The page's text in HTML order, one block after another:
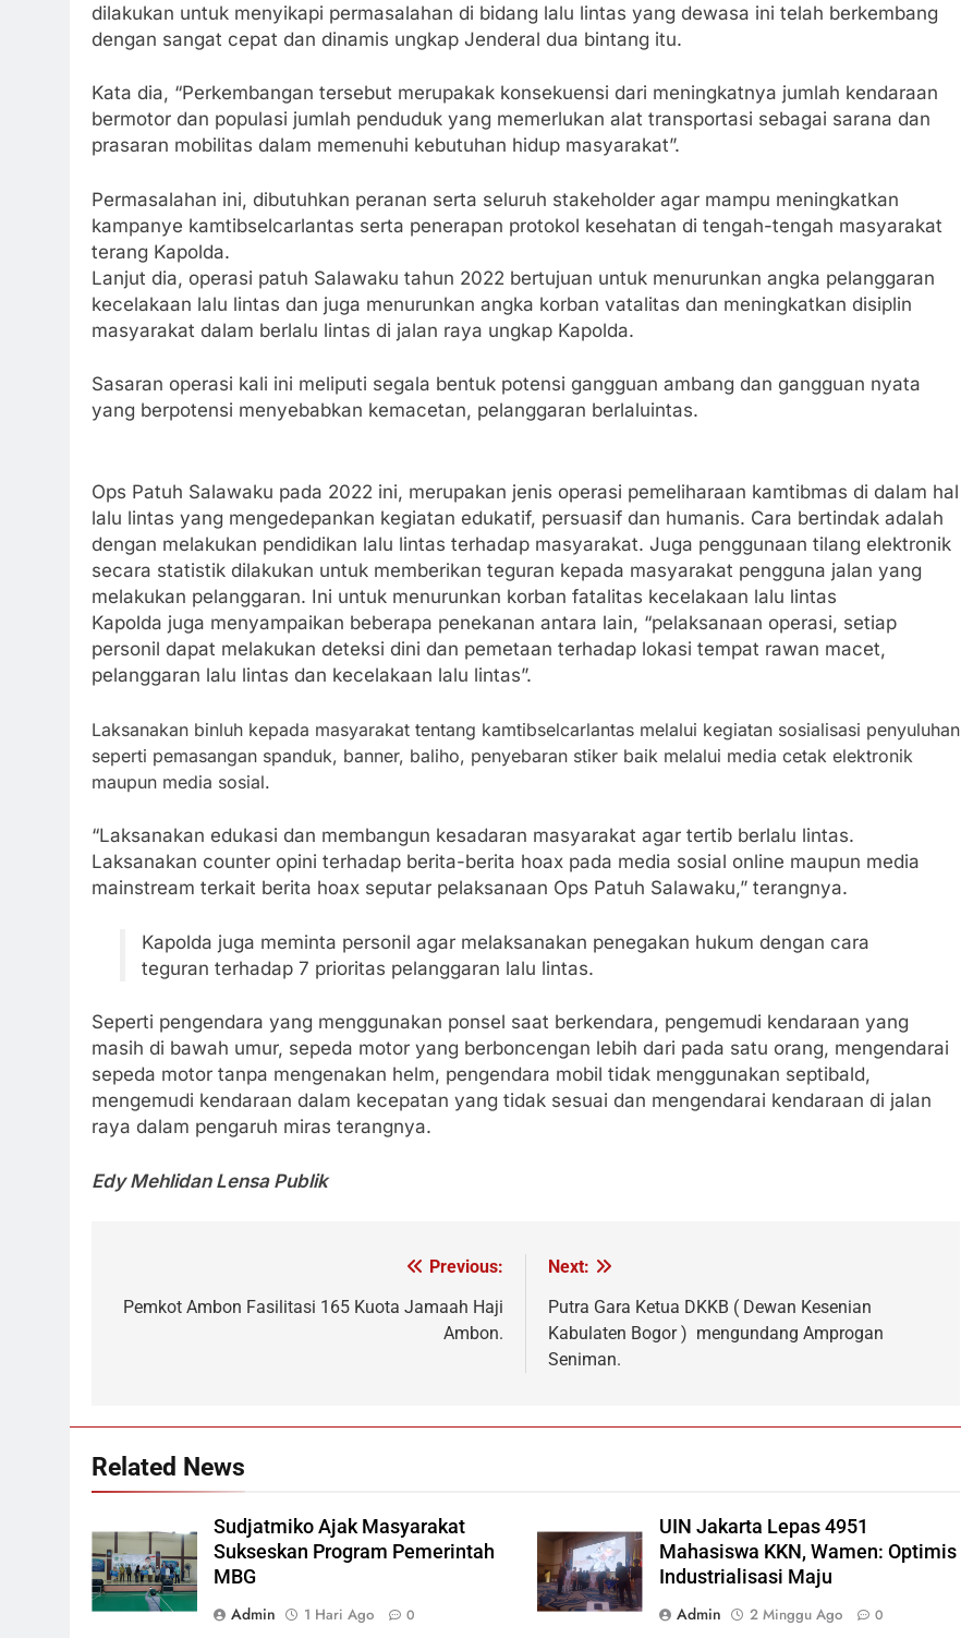
dilakukan untuk menyikapi permasalahan di bidang lalu lintas yang dewasa ini telah berkembang
dengan sangat cepat dan dinamis ungkap Jenderal dua bintang itu.
Kata dia, “Perkembangan tersebut merupakak konsekuensi dari meningkatnya jumlah kendaraan
bermotor dan populasi jumlah penduduk yang memerlukan alat transportasi sebagai sarana dan
prasaran mobilitas dalam memenuhi kebutuhan hidup masyarakat”.
Permasalahan ini, dibutuhkan peranan serta seluruh stakeholder agar mampu meningkatkan
kampanye kamtibselcarlantas serta penerapan protokol kesehatan di tengah-tengah masyarakat
terang Kapolda.
Lanjut dia, operasi patuh Salawaku tahun 2022 bertujuan untuk menurunkan angka pelanggaran
kecelakaan lalu lintas dan juga menurunkan angka korban vatalitas dan meningkatkan disiplin
masyarakat dalam berlalu lintas di jalan raya ungkap Kapolda.
Sasaran operasi kali ini meliputi segala bentuk potensi gangguan ambang dan gangguan nyata
yang berpotensi menyebabkan kemacetan, pelanggaran berlaluintas.
Ops Patuh Salawaku pada 2022 ini, merupakan jenis operasi pemeliharaan kamtibmas di dalam hal
lalu lintas yang mengedepankan kegiatan edukatif, persuasif dan humanis. Cara bertindak adalah
dengan melakukan pendidikan lalu lintas terhadap masyarakat. Juga penggunaan tilang elektronik
secara statistik dilakukan untuk memberikan teguran kepada masyarakat pengguna jalan yang
melakukan pelanggaran. Ini untuk menurunkan korban fatalitas kecelakaan lalu lintas
Kapolda juga menyampaikan beberapa penekanan antara lain, “pelaksanaan operasi, setiap
personil dapat melakukan deteksi dini dan pemetaan terhadap lokasi tempat rawan macet,
pelanggaran lalu lintas dan kecelakaan lalu lintas”.
Laksanakan binluh kepada masyarakat tentang kamtibselcarlantas melalui kegiatan sosialisasi penyuluhan
seperti pemasangan spanduk, banner, baliho, penyebaran stiker baik melalui media cetak elektronik
maupun media sosial.
“Laksanakan edukasi dan membangun kesadaran masyarakat agar tertib berlalu lintas.
Laksanakan counter opini terhadap berita-berita hoax pada media sosial online maupun media
mainstream terkait berita hoax seputar pelaksanaan Ops Patuh Salawaku,” terangnya.
Kapolda juga meminta personil agar melaksanakan penegakan hukum dengan cara
teguran terhadap 7 prioritas pelanggaran lalu lintas.
Seperti pengendara yang menggunakan ponsel saat berkendara, pengemudi kendaraan yang
masih di bawah umur, sepeda motor yang berboncengan lebih dari pada satu orang, mengendarai
sepeda motor tanpa mengenakan helm, pengendara mobil tidak menggunakan septibald,
mengemudi kendaraan dalam kecepatan yang tidak sesuai dan mengendarai kendaraan di jalan
raya dalam pengaruh miras terangnya.
Edy Mehlidan Lensa Publik
pos
Previous:
Pemkot Ambon Fasilitasi 165 Kuota Jamaah Haji
Ambon.
Next:
Putra Gara Ketua DKKB ( Dewan Kesenian
Kabulaten Bogor ) mengundang Amprogan
Seniman.
Related News
Sudjatmiko Ajak Masyarakat
Sukseskan Program Pemerintah
MBG
Admin
1 Hari Ago 0
UIN Jakarta Lepas 4951
Mahasiswa KKN, Wamen: Optimis
Industrialisasi Maju
Admin
2 Minggu Ago 0